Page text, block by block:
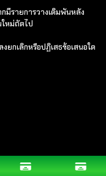
มีรายการวางเดิมพันหลัง
หม่ถัดไป
ยกเลิกหรือปฏิเสธข้อเสนอใด